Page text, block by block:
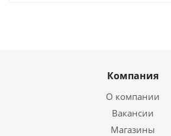
Компания
О компании
Вакансии
Магазины